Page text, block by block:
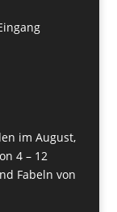
im August,
4 – 12
Fabeln von